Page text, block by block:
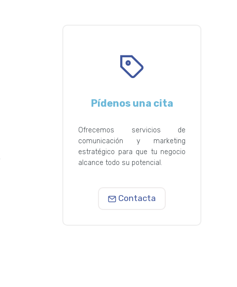
Pídenos una cita
Ofrecemos servicios de
comunicación y marketing
estratégico para que tu negocio
alcance todo su potencial.
Contacta